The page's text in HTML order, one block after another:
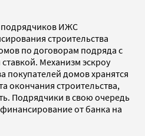
ИЖС
строительства
по договорам подряда с
Механизм эскроу
покупателей домов хранятся
окончания строительства,
Подрядчики в свою очередь
от банка на